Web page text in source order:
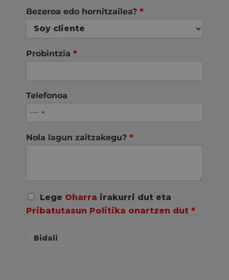
Bezeroa edo hornitzailea? *
Probintzia *
Telefonoa
Nola lagun zaitzakegu? *
A
u
Lege Oharra irakurri dut eta
Pribatutasun Politika onartzen dut *
Bidali